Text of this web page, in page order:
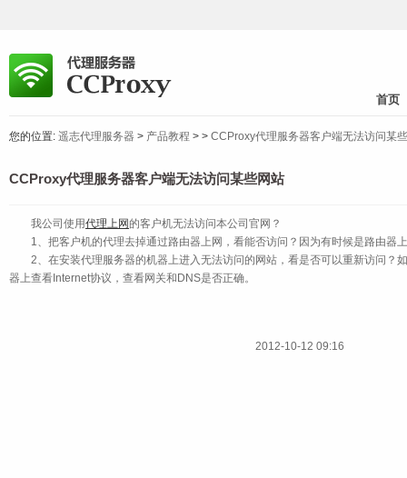
首页
您的位置: 遥志代理服务器 > 产品教程 > > CCProxy代理服务器客户端无法访问某
CCProxy代理服务器客户端无法访问某些网站
我公司使用代理上网的客户机无法访问本公司官网？
1、把客户机的代理去掉通过路由器上网，看能否访问？因为有时候是路由器
2、在安装代理服务器的机器上进入无法访问的网站，看是否可以重新访问？
器上查看Internet协议，查看网关和DNS是否正确。
2012-10-12 09:16